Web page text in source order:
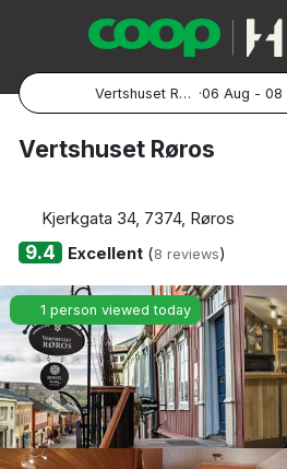
Vertshuset Røros ·06 Aug - 08
Popular Destinations:
Göteborg
Malmö
Hela Norge
Oslo
Vertshuset Røros
Kjerkgata 34, 7374, Røros
9.4 Excellent(8 reviews)
1 person viewed today